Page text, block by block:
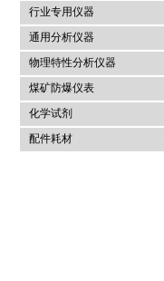
麦科仪（北京）科技有限公司
行业专用仪器
通用分析仪器
物理特性分析仪器
煤矿防爆仪表
化学试剂
配件耗材